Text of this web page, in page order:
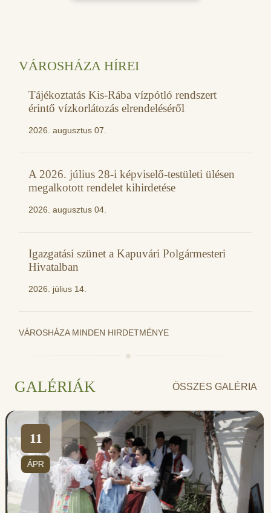
VÁROSHÁZA HÍREI
Tájékoztatás Kis-Rába vízpótló rendszert
érintő vízkorlátozás elrendeléséről
2026. augusztus 07.
A 2026. július 28-i képviselő-testületi ülésen
megalkotott rendelet kihirdetése
2026. augusztus 04.
Igazgatási szünet a Kapuvári Polgármesteri
Hivatalban
2026. július 14.
VÁROSHÁZA MINDEN HIRDETMÉNYE
GALÉRIÁK ÖSSZES GALÉRIA
11
ÁPR